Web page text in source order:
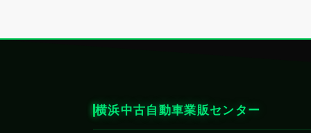
横浜中古自動車業販センター